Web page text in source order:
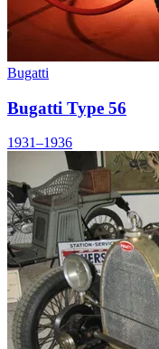
Bugatti
Bugatti Type 56
1931–1936